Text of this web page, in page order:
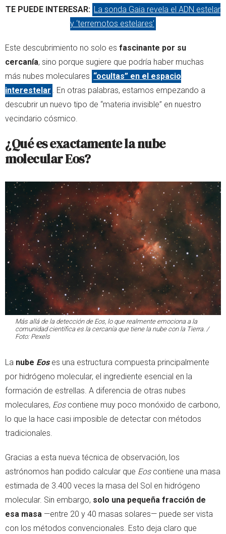
TE PUEDE INTERESAR: La sonda Gaia revela el ADN estelar
y ‘terremotos estelares’
Este descubrimiento no solo es fascinante por su
cercanía, sino porque sugiere que podría haber muchas
más nubes moleculares “ocultas” en el espacio
interestelar . En otras palabras, estamos empezando a
descubrir un nuevo tipo de “materia invisible” en nuestro
vecindario cósmico.
¿Qué es exactamente la nube
molecular Eos?
Más allá de la detección de Eos, lo que realmente emociona a la
comunidad científica es la cercanía que tiene la nube con la Tierra. /
Foto: Pexels
La nube Eoses una estructura compuesta principalmente
por hidrógeno molecular, el ingrediente esencial en la
formación de estrellas. A diferencia de otras nubes
moleculares, Eoscontiene muy poco monóxido de carbono,
lo que la hace casi imposible de detectar con métodos
tradicionales.
Gracias a esta nueva técnica de observación, los
astrónomos han podido calcular que Eoscontiene una masa
estimada de 3.400 veces la masa del Sol en hidrógeno
molecular. Sin embargo, solo una pequeña fracción de
esa masa —entre 20 y 40 masas solares— puede ser vista
con los métodos convencionales. Esto deja claro que